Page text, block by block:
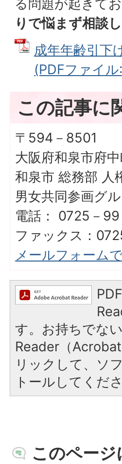
る問題が起きて
りで悩まず相談
成年年齢引下
(PDFファイル
この記事に
〒594－8501
大阪府和泉市府
和泉市 総務部
男女共同参画グ
電話： 0725－99
ファックス：
メールフォーム
す。お持ちでな
Reader（
リックして、ソ
トールしてくださ
このペー